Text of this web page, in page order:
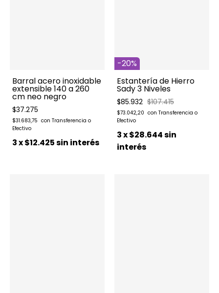
Barral acero inoxidable
extensible 140 a 260
cm neo negro
$37.275
$31.683,75
3x$12.425sin interés
-20%
Estantería de Hierro
Sady 3 Niveles
$85.932 $107.415
$73.042,20
3x$28.644sin
interés